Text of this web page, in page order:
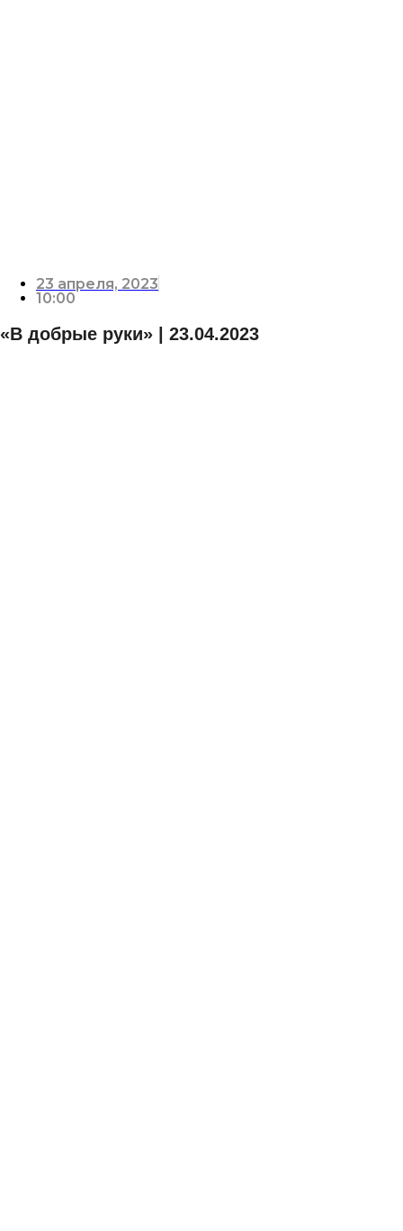
23 апреля, 2023
10:00
«В добрые руки» | 23.04.2023